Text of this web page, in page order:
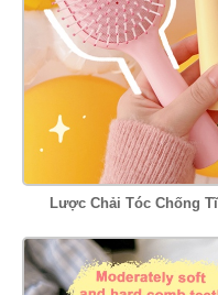
Lược Chải Tóc Chống